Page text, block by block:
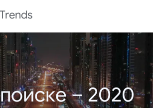
Trends
– 2020